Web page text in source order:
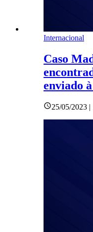
Internacional
Caso
enviado
25/05/2023 |